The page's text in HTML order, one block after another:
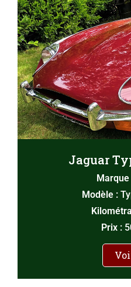
Jaguar
Marque
Modèle :
Prix :